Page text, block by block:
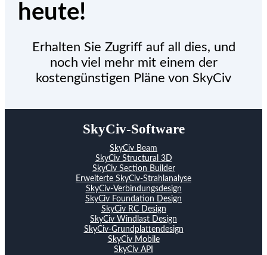
heute!
Erhalten Sie Zugriff auf all dies, und
noch viel mehr mit einem der
kostengünstigen Pläne von SkyCiv
SkyCiv-Software
SkyCiv Beam
SkyCiv Structural 3D
SkyCiv Section Builder
Erweiterte SkyCiv-Strahlanalyse
SkyCiv-Verbindungsdesign
SkyCiv Foundation Design
SkyCiv RC Design
SkyCiv Windlast Design
SkyCiv-Grundplattendesign
SkyCiv Mobile
SkyCiv API